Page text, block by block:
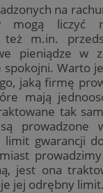
na
mogą liczyć
m.in.
pieniądze w
Warto
jaką firmę
mają
tak
prowadzone
limit gwarancji
jest ona
jej odrębny limit.